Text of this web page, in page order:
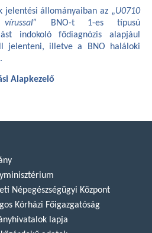
jelentési állományaiban az „U0710
vírussal”
BNO-t 1-es típusú
indokoló fődiagnózis alapjául
jelenteni, illetve a BNO haláloki
Alapkezelő
Népegészségügyi Központ
Kórházi Főigazgatóság
lapja